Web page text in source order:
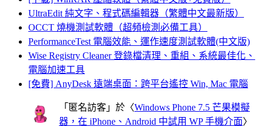
UltraEdit 純文字、程式碼編輯器（繁體中文最新版）
OCCT 燒機測試軟體（超頻檢測必備工具）
PerformanceTest 電腦效能、運作速度測試軟體(中文版)
Wise Registry Cleaner 登錄檔清理、重組、系統最佳化、
電腦加速工具
[免費] AnyDesk 遠端桌面：跨平台遙控 Win, Mac 電腦
「 匿名訪客 」於〈Windows Phone 7.5 芒果模擬
器，在 iPhone、Android 中試用 WP 手機介面〉